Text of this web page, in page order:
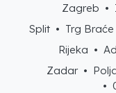
Zagreb •
Split • Trg
Rijeka •
Zadar •
•